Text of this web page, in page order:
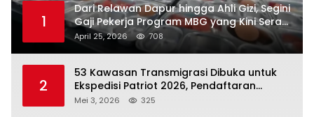
1
Dari Relawan Dapur hingga Ahli Gizi, Segini
Gaji Pekerja Program MBG yang Kini Serap
Hampir Sejuta Tenaga Kerja
April 25, 2026 708
2
53 Kawasan Transmigrasi Dibuka untuk
Ekspedisi Patriot 2026, Pendaftaran
Ditutup 21 Mei
Mei 3, 2026 325